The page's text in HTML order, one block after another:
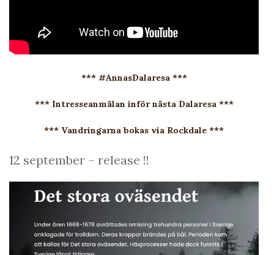
*** #AnnasDalaresa ***
*** Intresseanmälan inför nästa Dalaresa ***
*** Vandringarna bokas via Rockdale ***
12 september – release !!